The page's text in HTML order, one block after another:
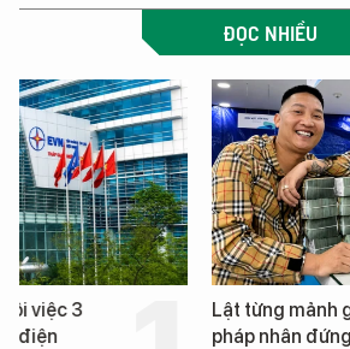
ĐỌC NHIỀU
việc 3
điện
Lật từng mảnh
pháp nhân